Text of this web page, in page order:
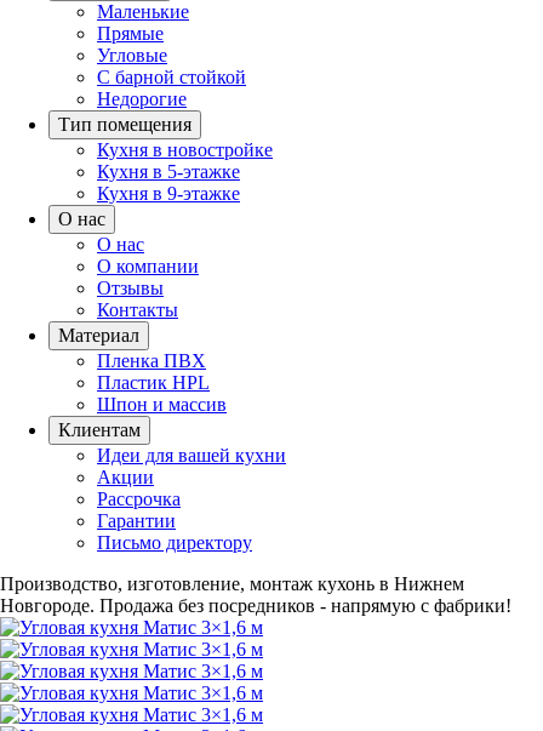
Маленькие
Прямые
Угловые
С барной стойкой
Недорогие
Тип помещения
Кухня в новостройке
Кухня в 5-этажке
Кухня в 9-этажке
О нас
О нас
О компании
Отзывы
Контакты
Материал
Пленка ПВХ
Пластик HPL
Шпон и массив
Клиентам
Идеи для вашей кухни
Акции
Рассрочка
Гарантии
Письмо директору
Производство, изготовление, монтаж кухонь в Нижнем
Новгороде. Продажа без посредников - напрямую с фабрики!